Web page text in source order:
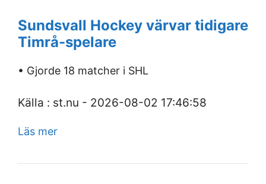
Sundsvall Hockey värvar tidigare
Timrå-spelare
• Gjorde 18 matcher i SHL
Källa : st.nu - 2026-08-02 17:46:58
Läs mer